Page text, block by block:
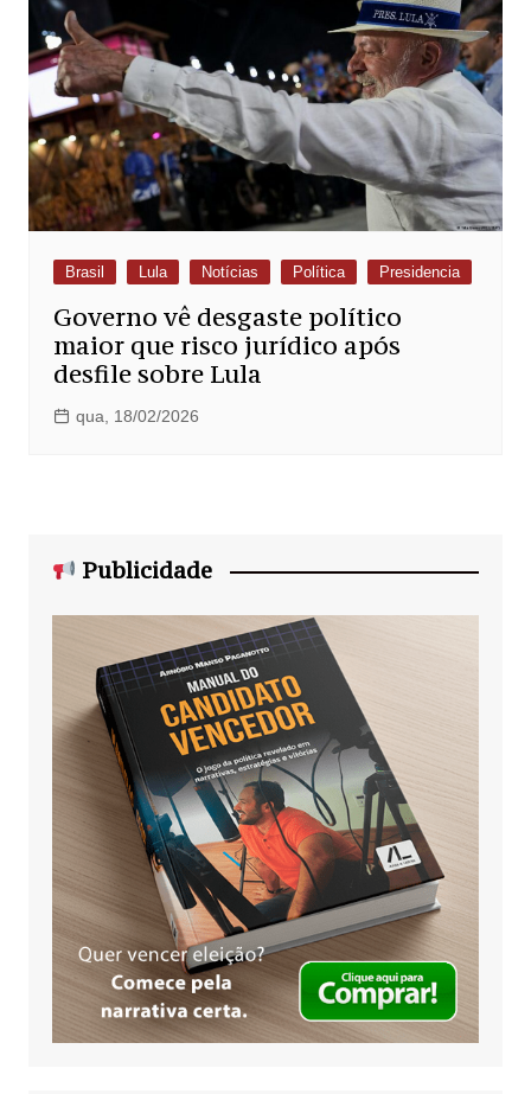
Brasil Lula Notícias Política Presidencia
Governo vê desgaste político
maior que risco jurídico após
desfile sobre Lula
qua, 18/02/2026
Publicidade